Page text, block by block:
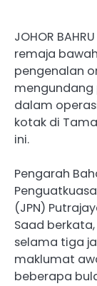
JOHOR
remaja
pengenalan
dalam
kotak di
ini.
Pengarah
(JPN)
Saad
selama tiga
maklumat
beberapa